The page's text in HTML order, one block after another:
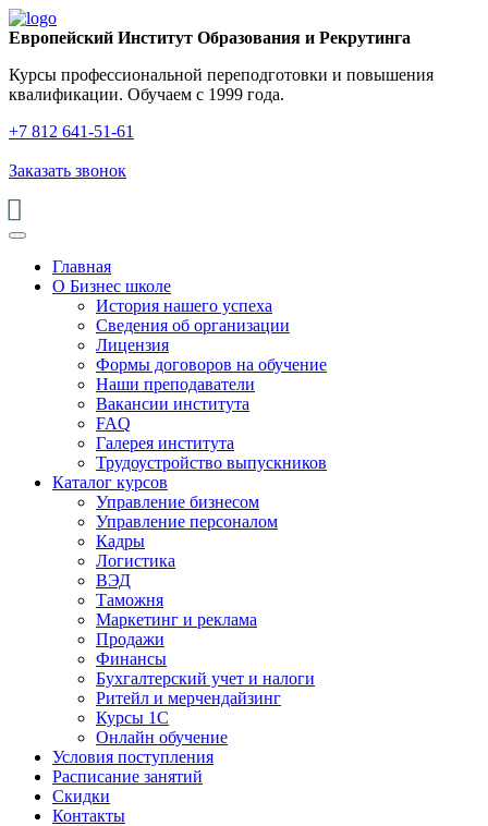
Европейский Институт Образования и Рекрутинга
Курсы профессиональной переподготовки и повышения
квалификации. Обучаем с 1999 года.
+7 812 641‑51‑61
Заказать звонок
Главная
О Бизнес школе
История нашего успеха
Cведения об организации
Лицензия
Формы договоров на обучение
Наши преподаватели
Вакансии института
FAQ
Галерея института
Трудоустройство выпускников
Каталог курсов
Управление бизнесом
Управление персоналом
Кадры
Логистика
ВЭД
Таможня
Маркетинг и реклама
Продажи
Финансы
Бухгалтерский учет и налоги
Ритейл и мерчендайзинг
Курсы 1С
Онлайн обучение
Условия поступления
Расписание занятий
Скидки
Контакты